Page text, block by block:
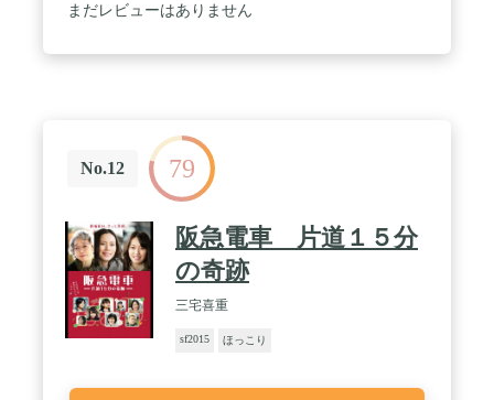
まだレビューはありません
No.12 79
阪急電車 片道１５分
の奇跡
三宅喜重
sf2015 ほっこり